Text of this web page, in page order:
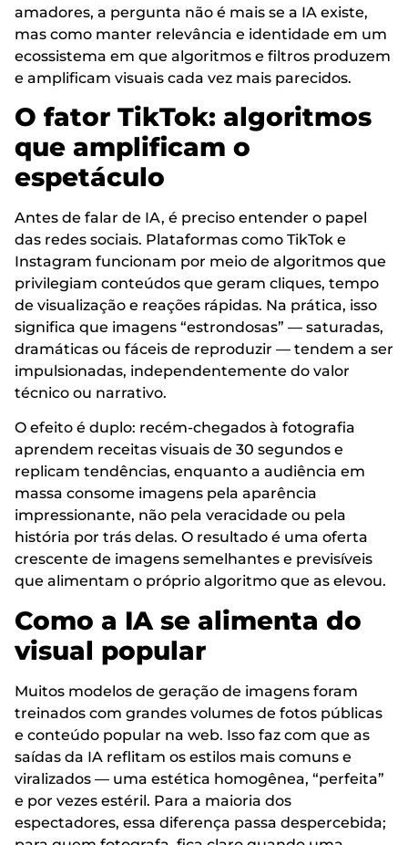
amadores, a pergunta não é mais se a IA existe,
mas como manter relevância e identidade em um
ecossistema em que algoritmos e filtros produzem
e amplificam visuais cada vez mais parecidos.
O fator TikTok: algoritmos
que amplificam o
espetáculo
Antes de falar de IA, é preciso entender o papel
das redes sociais. Plataformas como TikTok e
Instagram funcionam por meio de algoritmos que
privilegiam conteúdos que geram cliques, tempo
de visualização e reações rápidas. Na prática, isso
significa que imagens “estrondosas” — saturadas,
dramáticas ou fáceis de reproduzir — tendem a ser
impulsionadas, independentemente do valor
técnico ou narrativo.
O efeito é duplo: recém-chegados à fotografia
aprendem receitas visuais de 30 segundos e
replicam tendências, enquanto a audiência em
massa consome imagens pela aparência
impressionante, não pela veracidade ou pela
história por trás delas. O resultado é uma oferta
crescente de imagens semelhantes e previsíveis
que alimentam o próprio algoritmo que as elevou.
Como a IA se alimenta do
visual popular
Muitos modelos de geração de imagens foram
treinados com grandes volumes de fotos públicas
e conteúdo popular na web. Isso faz com que as
saídas da IA reflitam os estilos mais comuns e
viralizados — uma estética homogênea, “perfeita”
e por vezes estéril. Para a maioria dos
espectadores, essa diferença passa despercebida;